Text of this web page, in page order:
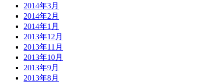
2014年3月
2014年2月
2014年1月
2013年12月
2013年11月
2013年10月
2013年9月
2013年8月